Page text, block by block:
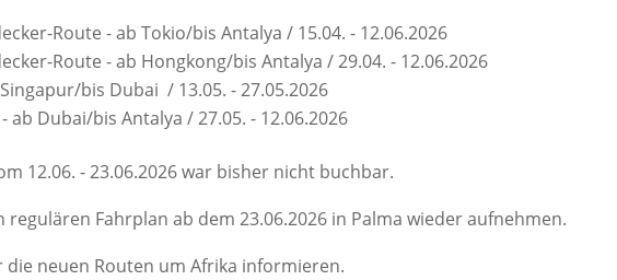
Route - ab Tokio/bis Antalya / 15.04. - 12.06.2026
Route - ab Hongkong/bis Antalya / 29.04. - 12.06.2026
bis Dubai / 13.05. - 27.05.2026
ab Dubai/bis Antalya / 27.05. - 12.06.2026
12.06. - 23.06.2026 war bisher nicht buchbar.
regulären Fahrplan ab dem 23.06.2026 in Palma wieder aufnehmen.
neuen Routen um Afrika informieren.